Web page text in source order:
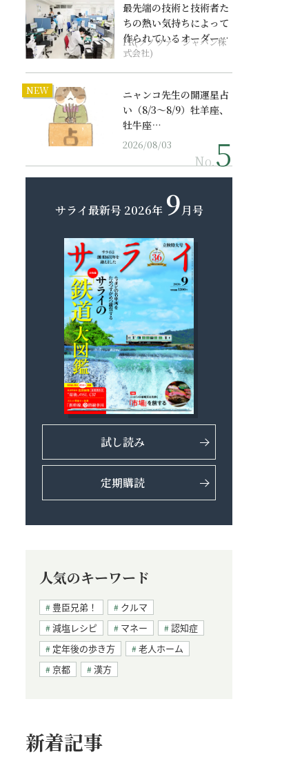
最先端の技術と技術者た
ちの熱い気持ちによって
作られているオーダーメ
イド補聴器
PR(ソノヴァ・ジャパン株
式会社)
NEW
ニャンコ先生の開運星占
い（8/3～8/9）牡羊座、
牡牛座…
2026/08/03
No.
サライ最新号 2026年 9月号
試し読み
定期購読
人気のキーワード
豊臣兄弟！
クルマ
減塩レシピ
マネー
認知症
定年後の歩き方
老人ホーム
京都
漢方
新着記事